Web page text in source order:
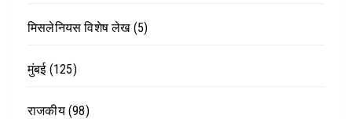
मिसलेनियस विशेष लेख(5)
मुंबई(125)
राजकीय(98)